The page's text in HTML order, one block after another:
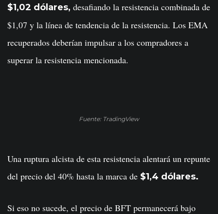
$1,02 dólares, desafiando la resistencia combinada de
$1,07 y la línea de tendencia de la resistencia. Los EMA
recuperados deberían impulsar a los compradores a
superar la resistencia mencionada.
Fuente: TradingView
Una ruptura alcista de esta resistencia alentará un repunte
del precio del 40% hasta la marca de $1,4 dólares.
Si eso no sucede, el precio de BFT permanecerá bajo